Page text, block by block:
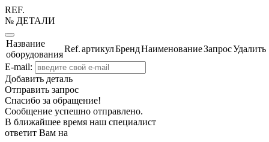
REF.
№ ДЕТАЛИ
Название
оборудования
Ref.артикулБрендНаименованиеЗапросУдалить
E-mail:
Добавить деталь
Отправить запрос
Спасибо за обращение!
Сообщение успешно отправлено.
В ближайшее время наш специалист
ответит Вам на